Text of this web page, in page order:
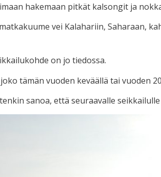
hakemaan pitkät kalsongit ja
vei Kalahariin, Saharaan,
on jo tiedossa.
tämän vuoden keväällä tai vuoden
sanoa, että seuraavalle